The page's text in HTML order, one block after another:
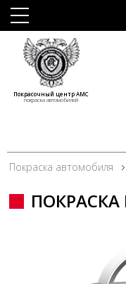
Покрасочный центр АМС
покраска автомобилей
Покраска автомобиля
ПОКРАСКА